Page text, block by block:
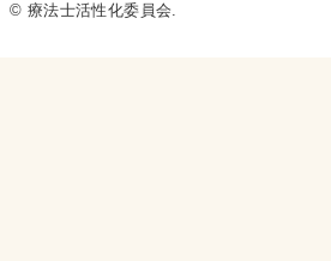
© 療法士活性化委員会.